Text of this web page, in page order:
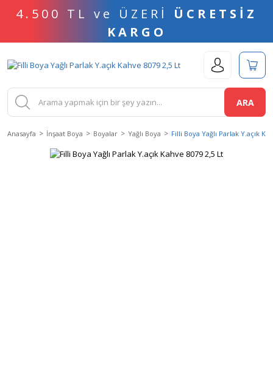
4.500 TL ve ÜZERİ ÜCRETSİZ
KARGO
ARA
Anasayfa İnşaat Boya Boyalar Yağlı Boya Filli Boya Yağlı Parlak Y.açık